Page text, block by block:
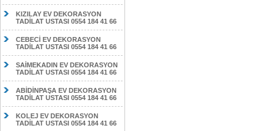
KIZILAY EV DEKORASYON
TADİLAT USTASI 0554 184 41 66
CEBECİ EV DEKORASYON
TADİLAT USTASI 0554 184 41 66
SAİMEKADIN EV DEKORASYON
TADİLAT USTASI 0554 184 41 66
ABİDİNPAŞA EV DEKORASYON
TADİLAT USTASI 0554 184 41 66
KOLEJ EV DEKORASYON
TADİLAT USTASI 0554 184 41 66